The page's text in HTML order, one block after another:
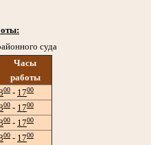
суда
Часы
работы
00 - 1700
00 - 1700
00 - 1700
00 - 1700